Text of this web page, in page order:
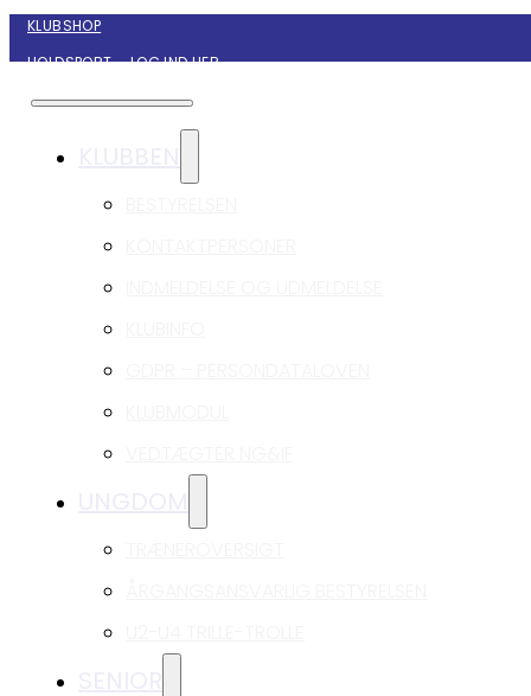
KLUBSHOP
HOLDSPORT – LOG IND HER
KONTAKT NYBORG GIF HÅNDBOLD